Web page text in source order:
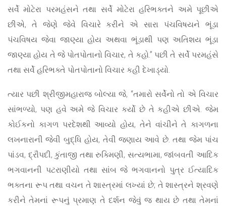
સર્વે મોટેરા પરમહંસને તથા સર્વે મોટેરા હરિભક્તને અમે પૂછીએ
છીએ, તે જેણે જેવે વિચારે કરીને એ સારા પંચવિષયને ભૂંડા
પંચવિષય જેવા જાણ્યા હોય અથવા ભૂંડાથી પણ અતિશય ભૂંડા
જાણ્યા હોય તે જે પોતપોતાનો વિચાર, તે કહો.” પછી તે સર્વે પરમહંસે
તથા સર્વે હરિભક્તે પોતપોતાનો વિચાર કહી દેખાડ્યો.
ત્યાર પછી શ્રીજીમહારાજ બોલ્યા જે, “તમારો સર્વેનો તો એ વિચાર
સાંભળ્યો, પણ હવે અમે જે વિચાર કર્યો છે તે કહીએ છીએ. જેમ
કોઈકનો કાગળ પરદેશથી આવ્યો હોય, તેને વાંચીને તે કાગળના
લખનારાની જેવી બુદ્ધિ હોય, તેવી જણાય આવે છે. તથા જેમ પાંચ
પાંડવ, દ્રૌપદી, કુંતાજી તથા રુક્મિણી, સત્યભામા, જાંબવતી આદિક
ભગવાનની પટરાણીયો તથા સાંબ જે ભગવાનનો પુત્ર ઈત્યાદિક
ભક્તના રૂપ તથા વચન તે શાસ્ત્રમાં લખ્યાં છે; તે શાસ્ત્રને શ્રવણે
કરીને તેમનાં રૂપનું પ્રમાણ તે દર્શન જેવું જ થાય છે તથા તેમનાં